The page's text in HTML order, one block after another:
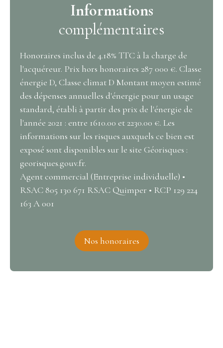
Informations
complémentaires
Honoraires inclus de 4.18% TTC à la charge de
l'acquéreur. Prix hors honoraires 287 000 €. Classe
énergie D, Classe climat D Montant moyen estimé
des dépenses annuelles d'énergie pour un usage
standard, établi à partir des prix de l'énergie de
l'année 2021 : entre 1610.00 et 2230.00 €. Les
informations sur les risques auxquels ce bien est
exposé sont disponibles sur le site Géorisques :
georisques.gouv.fr.
Agent commercial (Entreprise individuelle) •
RSAC 805 130 671 RSAC Quimper • RCP 129 224
163 A 001
Nos honoraires